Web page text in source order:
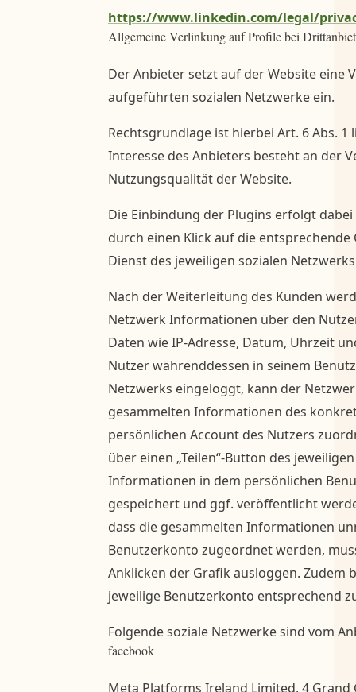
https://www.linkedin.com/legal/
Allgemeine Verlinkung auf Profile bei
Der Anbieter setzt auf der Website eine
aufgeführten sozialen Netzwerke ein.
Rechtsgrundlage ist hierbei Art. 6 Abs. 1
Interesse des Anbieters besteht an der
Nutzungsqualität der Website.
Die Einbindung der Plugins erfolgt
durch einen Klick auf die
Dienst des jeweiligen sozialen
Nach der Weiterleitung des Kunden
Netzwerk Informationen über den
Daten wie IP-Adresse, Datum, Uhrzeit
Nutzer währenddessen in seinem
Netzwerks eingeloggt, kann der
gesammelten Informationen des
persönlichen Account des Nutzers
über einen „Teilen“-Button des
Informationen in dem persönlichen
gespeichert und ggf. veröffentlicht
dass die gesammelten Informationen
Benutzerkonto zugeordnet werden,
Anklicken der Grafik ausloggen. Zudem
jeweilige Benutzerkonto entsprechend
Folgende soziale Netzwerke sind vom
facebook
Meta Platforms Ireland Limited, 4 Grand